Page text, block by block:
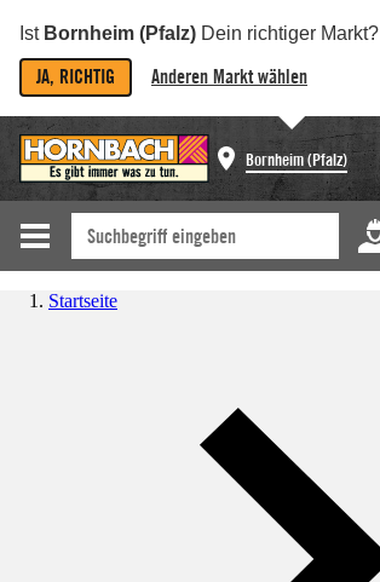
Ist Bornheim (Pfalz) Dein richtiger Markt?
JA, RICHTIG Anderen Markt wählen
Bornheim (Pfalz)
Startseite